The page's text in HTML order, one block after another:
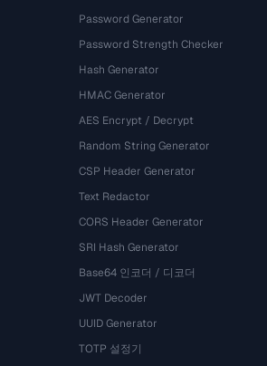
Password Generator
Password Strength Checker
Hash Generator
HMAC Generator
AES Encrypt / Decrypt
Random String Generator
CSP Header Generator
Text Redactor
CORS Header Generator
SRI Hash Generator
Base64 인코더 / 디코더
JWT Decoder
UUID Generator
TOTP 설정기